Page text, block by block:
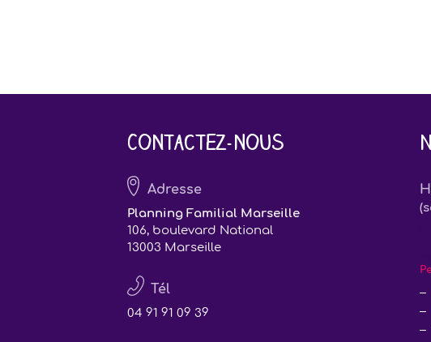
Contactez-nous
Adresse
Planning Familial Marseille
106, boulevard National
13003 Marseille
Tél
04 91 91 09 39